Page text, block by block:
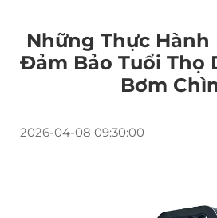
Những Thực Hành
Đảm Bảo Tuổi Thọ
Bơm
2026-04-08 09:30:00